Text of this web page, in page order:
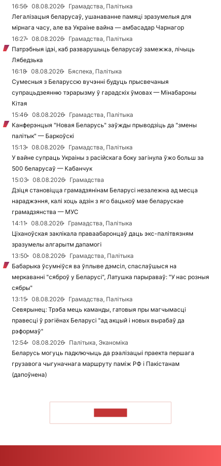
16:56
08.08.2026
Грамадства, Палітыка
Легалізацыя беларусаў, ушанаванне памяці зразумелыя для
мірнага часу, але ва Украіне вайна — амбасадар Чарнагор
16:27
08.08.2026
Грамадства, Палітыка
Патрэбныя ідэі, каб разварушыць беларусаў замежжа, лічыць
Лябедзька
16:18
08.08.2026
Бяспека, Палітыка
Сумесныя з Беларуссю вучэнні будуць прысвечаныя
супрацьдзеянню тэрарызму ў гарадскіх ўмовах — Мінабароны
Кітая
15:46
08.08.2026
Грамадства, Палітыка
Канферэнцыя "Новая Беларусь" заўжды прыводзіць да "змены
палітык" — Баркоўскі
15:13
08.08.2026
Грамадства, Палітыка
У вайне супраць Украіны з расійскага боку загінула ўжо больш за
500 беларусаў — Кабанчук
15:03
08.08.2026
Грамадства
Дзіця становіцца грамадзянінам Беларусі незалежна ад месца
нараджэння, калі хоць адзін з яго бацькоў мае беларускае
грамадзянства — МУС
14:11
08.08.2026
Грамадства, Палітыка
Ціханоўская заклікала праваабаронцаў даць экс-палітвязням
зразумелы алгарытм дапамогі
13:50
08.08.2026
Грамадства, Палітыка
Бабарыка ўсумніўся ва ўплыве дэмсіл, спаслаўшыся на
меркаванні "сяброў у Беларусі", Латушка парыраваў: "У нас розныя
сябры"
13:15
08.08.2026
Грамадства, Палітыка
Севярынец: Трэба мець каманды, гатовыя пры магчымасці
правесці ў рэгіёнах Беларусі "ад акцый і новых вырабаў да
рэформаў"
12:54
08.08.2026
Палітыка, Эканоміка
Беларусь могуць падключыць да рэалізацыі праекта першага
грузавога чыгуначнага маршруту паміж РФ і Пакістанам
(дапоўнена)